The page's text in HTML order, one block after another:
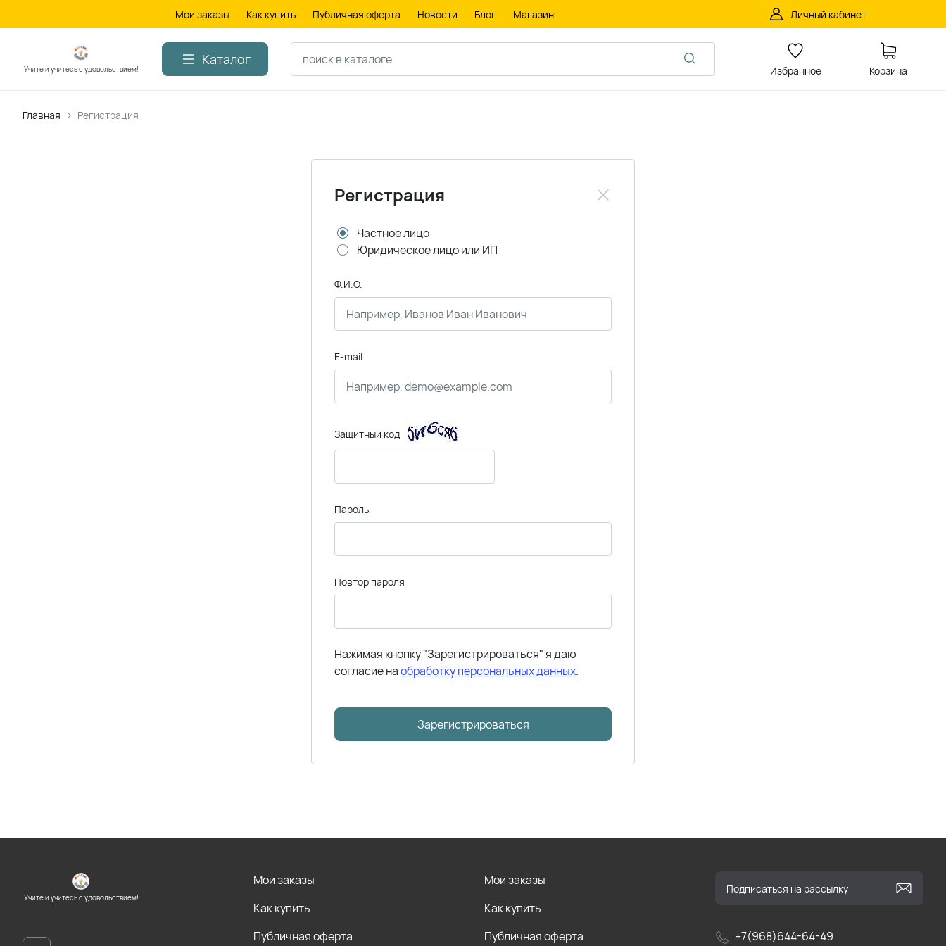
Мои заказы Как купить Публичная оферта Новости Блог Магазин Личный кабинет
Учите и учитесь с удовольствием!
Каталог
Избранное Корзина
Главная Регистрация
Регистрация
Частное лицо
Юридическое лицо или ИП
Ф.И.О.
E-mail
Защитный код
Пароль
Повтор пароля
Нажимая кнопку "Зарегистрироваться" я даю
согласие наобработку персональных данных.
Зарегистрироваться
Учите и учитесь с удовольствием!
+7(968)644-64-49
Мои заказы
Как купить
Публичная оферта
Мои заказы
Как купить
Публичная оферта